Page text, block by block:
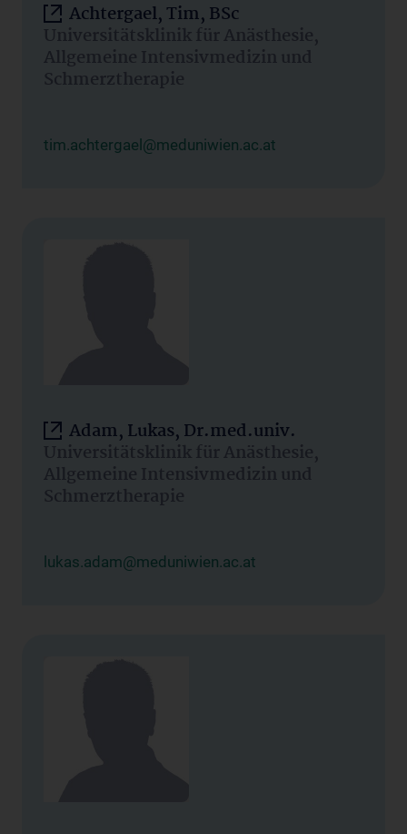
Achtergael, Tim, BSc
Universitätsklinik für Anästhesie,
Allgemeine Intensivmedizin und
Schmerztherapie
tim.achtergael@meduniwien.ac.at
Adam, Lukas, Dr.med.univ.
Universitätsklinik für Anästhesie,
Allgemeine Intensivmedizin und
Schmerztherapie
lukas.adam@meduniwien.ac.at